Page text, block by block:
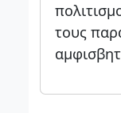
τους